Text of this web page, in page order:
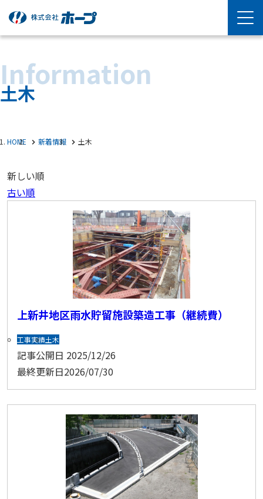
Information
土木
HOME 新着情報 土木
新しい順
古い順
上新井地区雨水貯留施設築造工事（継続費）
工事実績土木
記事公開日 2025/12/26
最終更新日2026/07/30